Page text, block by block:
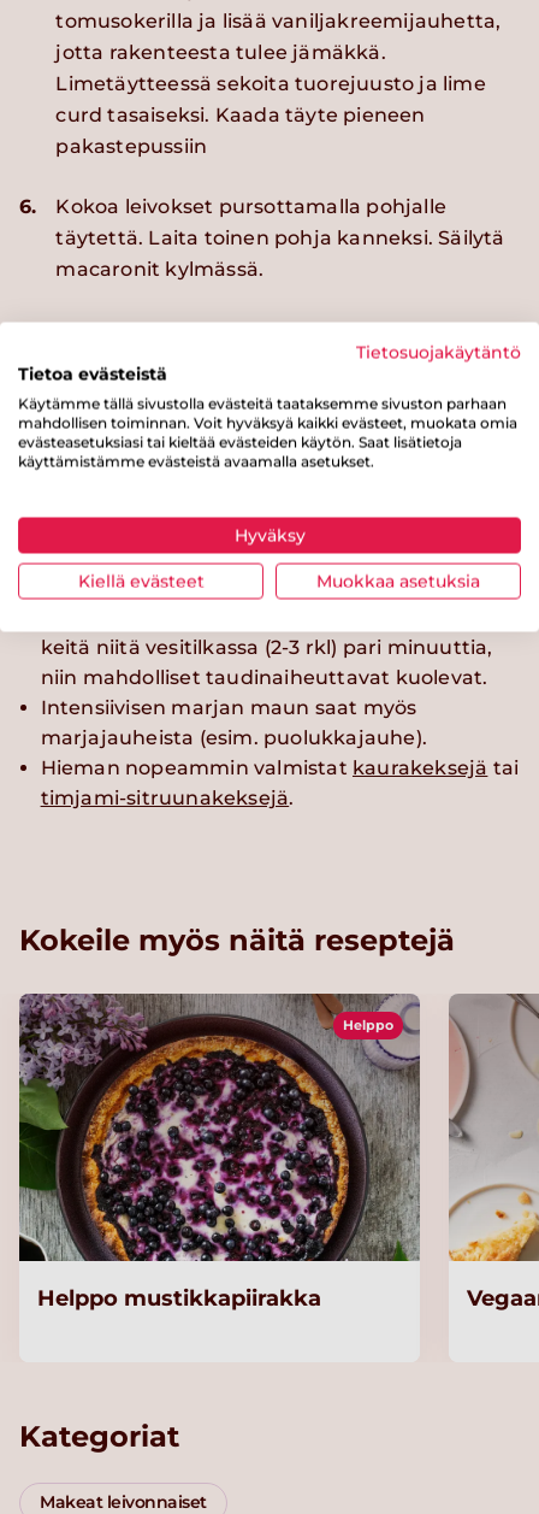
tomusokerilla ja lisää vaniljakreemijauhetta,
jotta rakenteesta tulee jämäkkä.
Limetäytteessä sekoita tuorejuusto ja lime
curd tasaiseksi. Kaada täyte pieneen
pakastepussiin
6.
Kokoa leivokset pursottamalla pohjalle
täytettä. Laita toinen pohja kanneksi. Säilytä
macaronit kylmässä.
Macaronit vettyvät hieman seistessään, joten
ne kannattaa täyttää tarjoilupäivänä.
Ylimääräiset leivokset voi mainiosti pakastaa.
sekoita 70g rasiamargariinia (60-70%) ja 2 dl
tomusokeria. Lisää 120g marjoja soseutettuna.
Kiinteytä täyte 2-3 rkl:lla vaniljakreemijauhetta.
keitä niitä vesitilkassa (2-3 rkl) pari minuuttia,
niin mahdolliset taudinaiheuttavat kuolevat.
Intensiivisen marjan maun saat myös
marjajauheista (esim. puolukkajauhe).
Hieman nopeammin valmistat kaurakeksejä tai
timjami-sitruunakeksejä.
Kokeile myös näitä reseptejä
Helppo
Helppo mustikkapiirakka
Kategoriat
Makeat leivonnaiset
Tietosuojakäytäntö
Tietoa evästeistä
Käytämme tällä sivustolla evästeitä taataksemme sivuston parhaan
mahdollisen toiminnan. Voit hyväksyä kaikki evästeet, muokata omia
evästeasetuksiasi tai kieltää evästeiden käytön. Saat lisätietoja
käyttämistämme evästeistä avaamalla asetukset.
Hyväksy
Kiellä evästeet Muokkaa asetuksia